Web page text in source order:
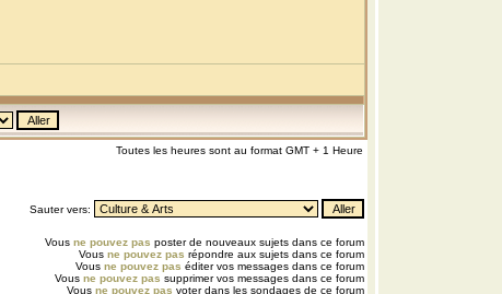
Toutes les heures sont au format GMT + 1 Heure
Sauter vers:
Vous ne pouvez pas poster de nouveaux sujets dans ce forum
Vous ne pouvez pas répondre aux sujets dans ce forum
Vous ne pouvez pas éditer vos messages dans ce forum
Vous ne pouvez pas supprimer vos messages dans ce forum
Vous ne pouvez pas voter dans les sondages de ce forum